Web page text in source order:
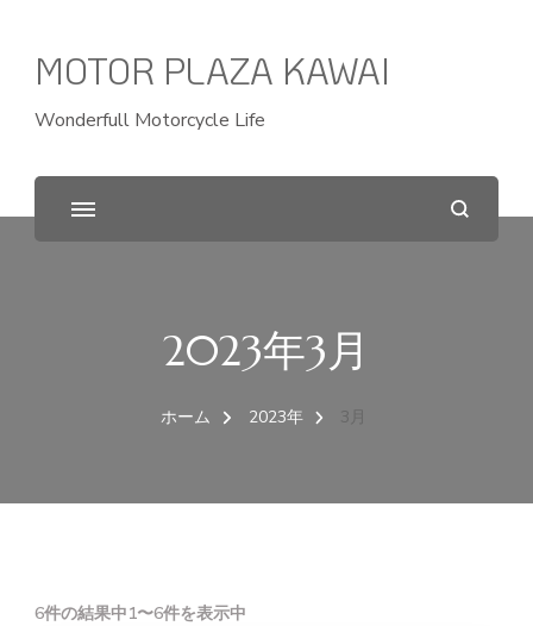
MOTOR PLAZA KAWAI
Wonderfull Motorcycle Life
2023年3月
ホーム 2023年 3月
6件の結果中1〜6件を表示中